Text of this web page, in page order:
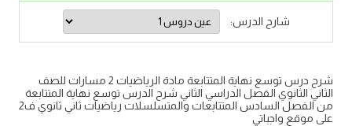
شارح الدرس:
شرح درس توسع نهاية المتتابعة مادة الرياضيات 2 مسارات للصف
الثاني الثانوي الفصل الدراسي الثاني شرح الدرس توسع نهاية المتتابعة
من الفصل السادس المتتابعات والمتسلسلات رياضيات ثاني ثانوي ف2
على موقع واجباتي